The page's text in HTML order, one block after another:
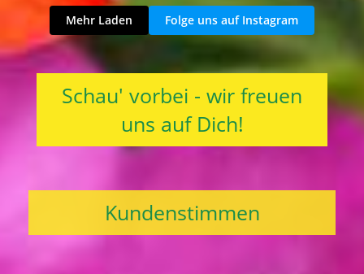
Mehr Laden Folge uns auf Instagram
Schau' vorbei - wir freuen
uns auf Dich!
Kundenstimmen